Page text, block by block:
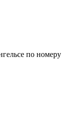
по номеру